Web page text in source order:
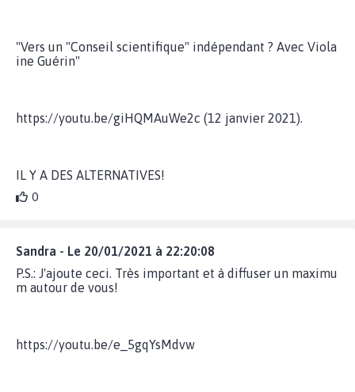
"Vers un "Conseil scientifique" indépendant ? Avec Viola
ine Guérin"
https://youtu.be/giHQMAuWe2c (12 janvier 2021).
IL Y A DES ALTERNATIVES!
0
Sandra - Le 20/01/2021 à 22:20:08
P.S.: J'ajoute ceci. Très important et à diffuser un maximu
m autour de vous!
https://youtu.be/e_5gqYsMdvw